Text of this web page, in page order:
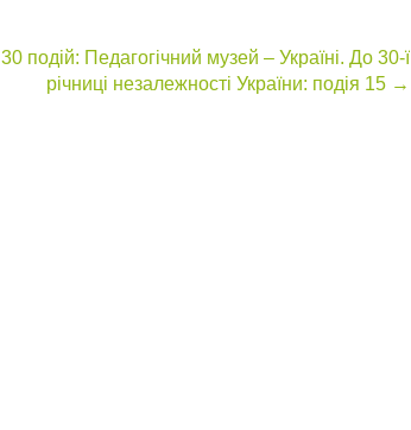
30 подій: Педагогічний музей – Україні. До 30-ї
річниці незалежності України: подія 15 →